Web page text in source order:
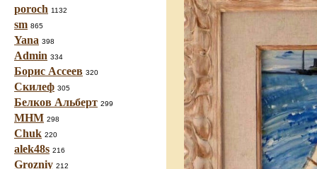
poroch 1132
sm 865
Yana 398
Admin 334
Борис Ассеев 320
Скилеф 305
Белков Альберт 299
МНМ 298
Chuk 220
alek48s 216
Grozniy 212